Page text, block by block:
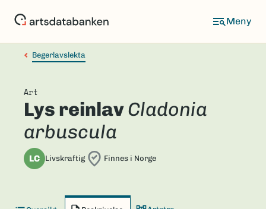
Begerlavslekta
Art
Lys reinlavCladonia
arbuscula
LC Livskraftig Finnes i Norge